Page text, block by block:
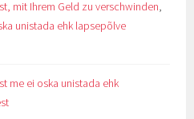
mit Ihrem Geld zu verschwinden,
unistada ehk lapsepõlve
me ei oska unistada ehk